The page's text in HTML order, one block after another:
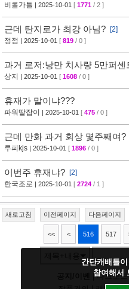
비롤가틀 | 2025-10-01 [ 1771 / 2 ]
근데 탄지로가 최강 아님?
[2]
정점 | 2025-10-01 [ 819 / 0 ]
과거 로저:낭만 치사량 5만퍼센
상지
| 2025-10-01 [ 1608 / 0 ]
휴재가 말이냐???
파워딸잡이 | 2025-10-01 [ 475 / 0 ]
근데 만화 과거 회상 몇주째여?
루피kjs | 2025-10-01 [ 1896 / 0 ]
이번주 휴재냐?
[2]
한국조로 | 2025-10-01 [ 2724 / 1 ]
새로고침 이전페이지 다음페이지
<< < 516 517
|다크모
간단캐배틀
참여해서